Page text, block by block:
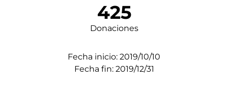
425
Donaciones
Fecha inicio: 2019/10/10
Fecha fin: 2019/12/31